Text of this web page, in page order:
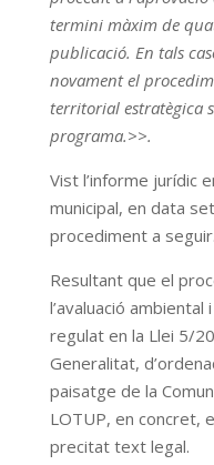
termini màxim de
publicació. En tals
novament el
territorial estratègica
programa.>>.
Vist l’informe jurídic
municipal, en data
procediment a seguir.
Resultant que el
l’avaluació
regulat en la Llei 5/
Generalitat,
paisatge de la
LOTUP, en concret,
precitat text legal.